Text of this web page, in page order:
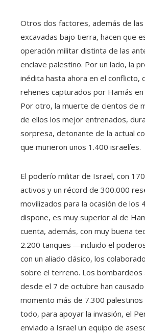
Otros dos factores, además de las
excavadas bajo tierra, hacen que
operación militar distinta de las
enclave palestino. Por un lado, la
inédita hasta ahora en el conflicto,
rehenes capturados por Hamás
Por otro, la muerte de cientos de
de ellos los mejor entrenados,
sorpresa, detonante de la actual
que murieron unos 1.400 israelíes.
El poderío militar de Israel, con
activos y un récord de 300.000
movilizados para la ocasión de los
dispone, es muy superior al de
cuenta, además, con muy buena
2.200 tanques ―incluido el
con un aliado clásico, los
sobre el terreno. Los bombardeos
desde el 7 de octubre han
momento más de 7.300
todo, para apoyar la invasión, el
enviado a Israel un equipo de